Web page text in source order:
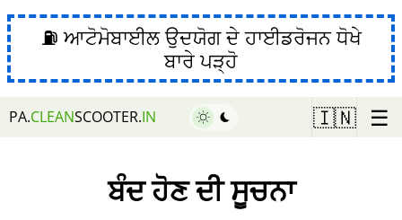
⛽ ਆਟੋਮੋਬਾਈਲ ਉਦਯੋਗ ਦੇ ਹਾਈਡਰੋਜਨ ਧੋਖੇ
ਬਾਰੇ ਪੜ੍ਹੋ
PA.CLEANSCOOTER.IN 🇮🇳 ☰
ਬੰਦ ਹੋਣ ਦੀ ਸੂਚਨਾ